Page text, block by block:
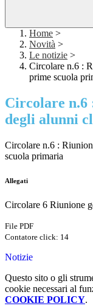
Home >
Novità >
Le notizie >
Circolare n.6 :
prime scuola
Circolare n.6
degli alunni
Circolare n.6 :
scuola primaria
Allegati
Circolare 6 Riunione
File PDF
Contatore click: 14
Notizie
Questo sito o gli
cookie necessari al
COOKIE POLICY.